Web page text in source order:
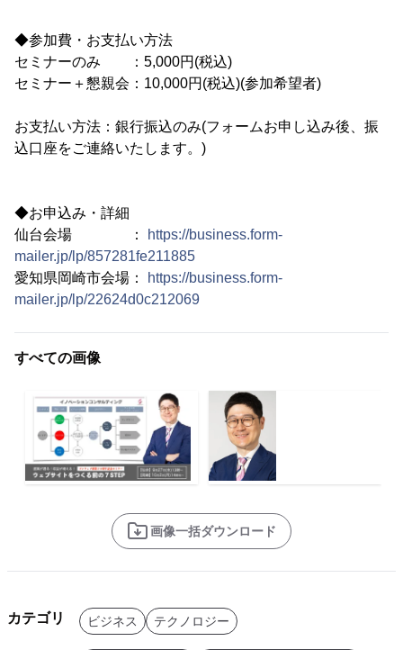
◆参加費・お支払い方法
セミナーのみ ：5,000円(税込)
セミナー＋懇親会：10,000円(税込)(参加希望者)
お支払い方法：銀行振込のみ(フォームお申し込み後、振
込口座をご連絡いたします。)
◆お申込み・詳細
仙台会場 ：
https://business.form-
mailer.jp/lp/857281fe211885
愛知県岡崎市会場：
https://business.form-
mailer.jp/lp/22624d0c212069
すべての画像
画像一括ダウンロード
カテゴリ ビジネス テクノロジー